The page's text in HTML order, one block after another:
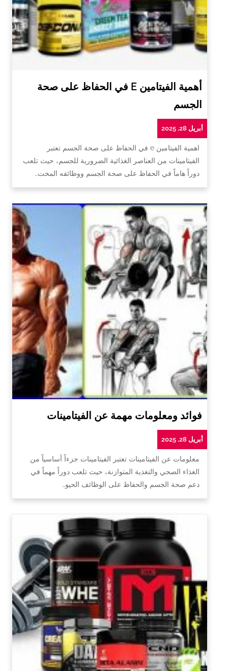
أهمية الفيتامين E في الحفاظ على صحة
الجسم
أبريل 28, 2025
اهمية الفيتامين e في الحفاظ على صحة الجسم تعتبر
الفيتامينات من العناصر الغذائية الضرورية للجسم، حيث تلعب
دوراً هاماً في الحفاظ على صحة الجسم ووظائفه المخت…
فوائد ومعلومات مهمة عن الفيتامينات
أبريل 28, 2025
معلومات عن الفيتامينات تعتبر الفيتامينات جزءاً أساسياً من
الغذاء الصحي والتغذية المتوازنة، حيث تلعب دوراً مهماً في
دعم صحة الجسم والحفاظ على الوظائف الحيو…